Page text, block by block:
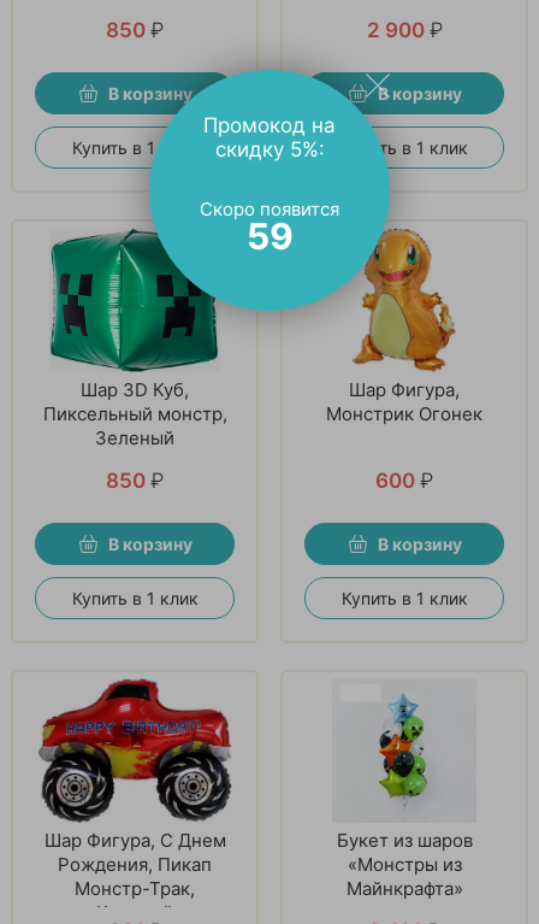
850 ₽
В корзину
Купить в 1 клик
2 900 ₽
В корзину
Купить в 1 клик
Шар 3D Куб,
Пиксельный монстр,
Зеленый
850 ₽
В корзину
Купить в 1 клик
Шар Фигура,
Монстрик Огонек
600 ₽
В корзину
Купить в 1 клик
Шар Фигура, С Днем
Рождения, Пикап
Монстр-Трак,
Красный
Букет из шаров
«Монстры из
Майнкрафта»
Промокод на
скидку 5%:
Скоро появится
58